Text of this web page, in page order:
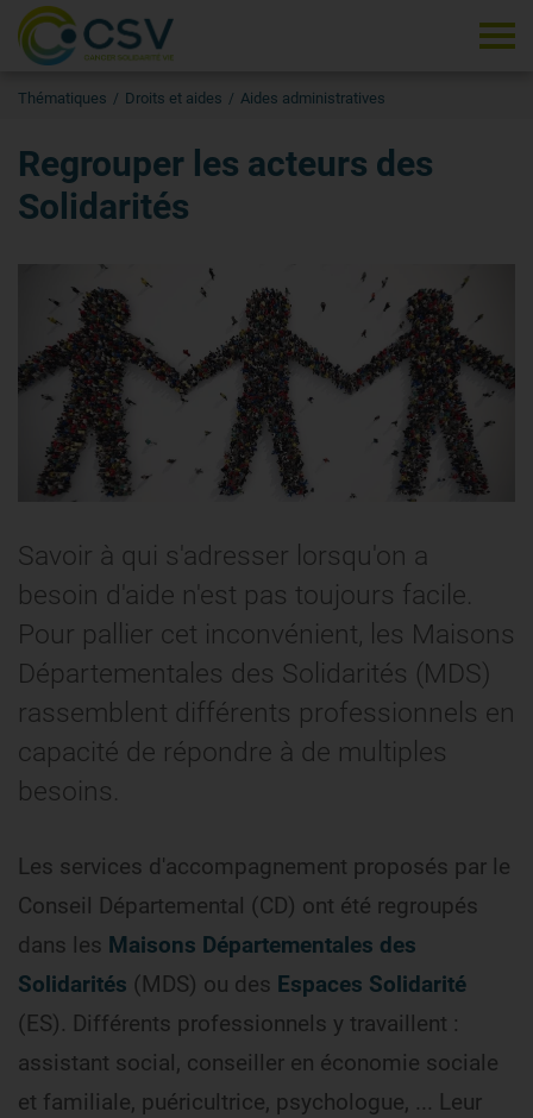
Thématiques Droits et aides Aides administratives
Regrouper les acteurs des
Solidarités
Savoir à qui s'adresser lorsqu'on a
besoin d'aide n'est pas toujours facile.
Pour pallier cet inconvénient, les Maisons
Départementales des Solidarités (MDS)
rassemblent différents professionnels en
capacité de répondre à de multiples
besoins.
Les services d'accompagnement proposés par le
Conseil Départemental (CD) ont été regroupés
dans les Maisons Départementales des
Solidarités (MDS) ou des Espaces Solidarité
(ES). Différents professionnels y travaillent :
assistant social, conseiller en économie sociale
et familiale, puéricultrice, psychologue, ... Leur